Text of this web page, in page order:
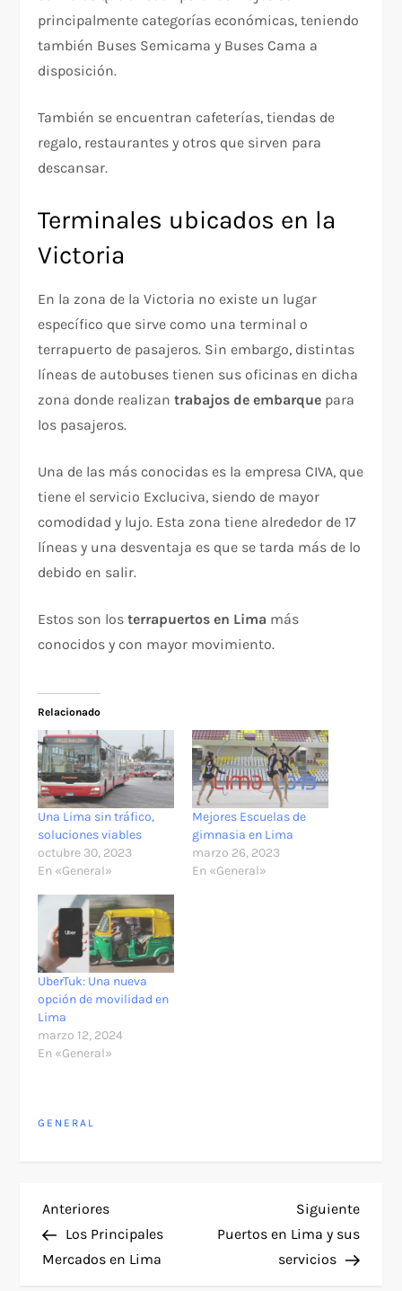
principalmente categorías económicas, teniendo
también Buses Semicama y Buses Cama a
disposición.
También se encuentran cafeterías, tiendas de
regalo, restaurantes y otros que sirven para
descansar.
Terminales ubicados en la
Victoria
En la zona de la Victoria no existe un lugar
específico que sirve como una terminal o
terrapuerto de pasajeros. Sin embargo, distintas
líneas de autobuses tienen sus oficinas en dicha
zona donde realizantrabajos de embarque para
los pasajeros.
Una de las más conocidas es la empresa CIVA, que
tiene el servicio Excluciva, siendo de mayor
comodidad y lujo. Esta zona tiene alrededor de 17
líneas y una desventaja es que se tarda más de lo
debido en salir.
Estos son losterrapuertos en Lima más
conocidos y con mayor movimiento.
Relacionado
Una Lima sin tráfico,
soluciones viables
octubre 30, 2023
En «General»
Mejores Escuelas de
gimnasia en Lima
marzo 26, 2023
En «General»
UberTuk: Una nueva
opción de movilidad en
Lima
marzo 12, 2024
En «General»
GENERAL
N
a
Entrada
anterior
Anteriores
Los Principales
Mercados en Lima
Siguiente
Puertos en Lima y sus
servicios